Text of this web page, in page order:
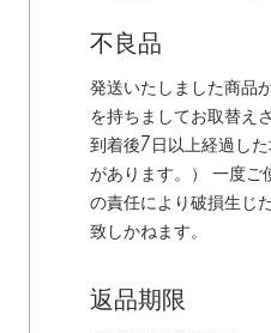
不良品
発送いたしました商品
を持ちましてお取替え
到着後7日以上経過し
があります。） 一度ご
の責任により破損生じ
致しかねます。
返品期限